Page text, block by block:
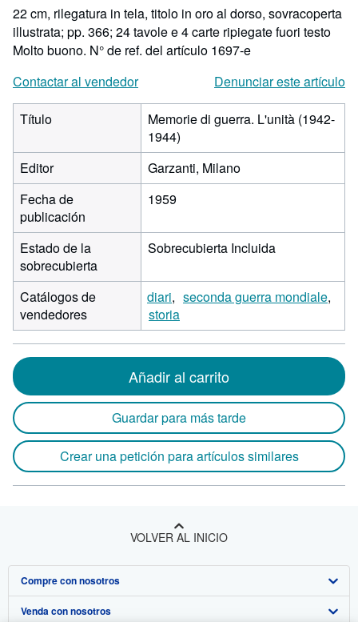
22 cm, rilegatura in tela, titolo in oro al dorso, sovracoperta
illustrata; pp. 366; 24 tavole e 4 carte ripiegate fuori testo
Molto buono. N° de ref. del artículo 1697-e
Contactar al vendedor
Denunciar este artículo
Título
Memorie di guerra. L'unità (1942-
1944)
Editor
Garzanti, Milano
Fecha de
publicación
1959
Estado de la
sobrecubierta
Sobrecubierta Incluida
Catálogos de
vendedores
diari
seconda guerra mondiale
storia
Añadir al carrito
Guardar para más tarde
Crear una petición para artículos similares
VOLVER AL INICIO
Compre con nosotros
Búsqueda avanzada
Venda con nosotros